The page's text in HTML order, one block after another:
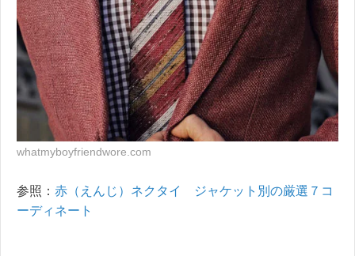
whatmyboyfriendwore.com
参照： 赤（えんじ）ネクタイ ジャケット別の厳選７コ
ーディネート